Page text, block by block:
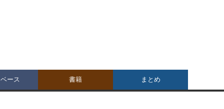
ース 書籍 まとめ